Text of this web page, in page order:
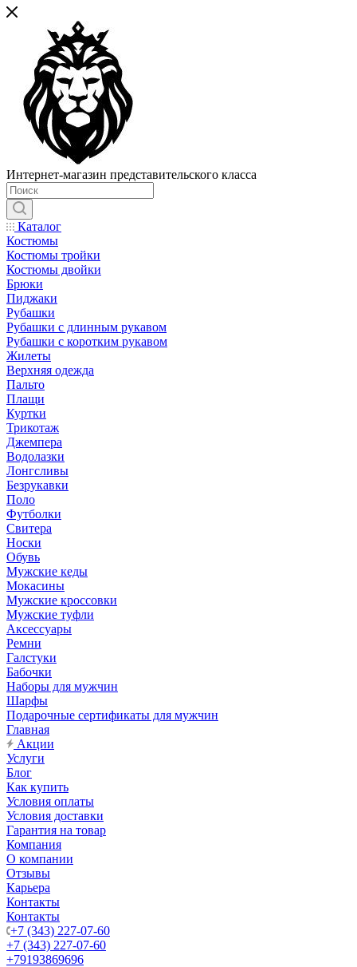
Интернет-магазин представительского класса
Каталог
Костюмы
Костюмы тройки
Костюмы двойки
Брюки
Пиджаки
Рубашки
Рубашки с длинным рукавом
Рубашки с коротким рукавом
Жилеты
Верхняя одежда
Пальто
Плащи
Куртки
Трикотаж
Джемпера
Водолазки
Лонгсливы
Безрукавки
Поло
Футболки
Свитера
Носки
Обувь
Мужские кеды
Мокасины
Мужские кроссовки
Мужские туфли
Аксессуары
Ремни
Галстуки
Бабочки
Наборы для мужчин
Шарфы
Подарочные сертификаты для мужчин
Главная
Акции
Услуги
Блог
Как купить
Условия оплаты
Условия доставки
Гарантия на товар
Компания
О компании
Отзывы
Карьера
Контакты
Контакты
+7 (343) 227-07-60
+7 (343) 227-07-60
+79193869696